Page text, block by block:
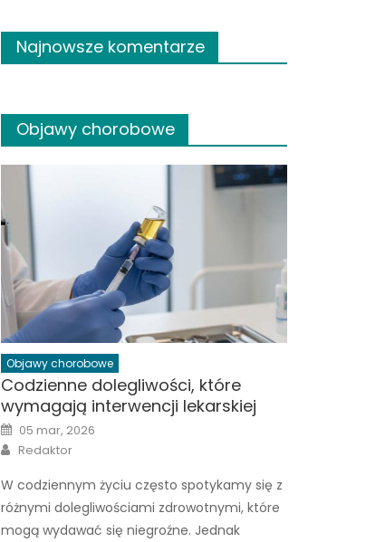
Najnowsze komentarze
Objawy chorobowe
Objawy chorobowe
Codzienne dolegliwości, które
wymagają interwencji lekarskiej
Posted
on
05 mar, 2026
Author
Redaktor
W codziennym życiu często spotykamy się z
różnymi dolegliwościami zdrowotnymi, które
mogą wydawać się niegroźne. Jednak